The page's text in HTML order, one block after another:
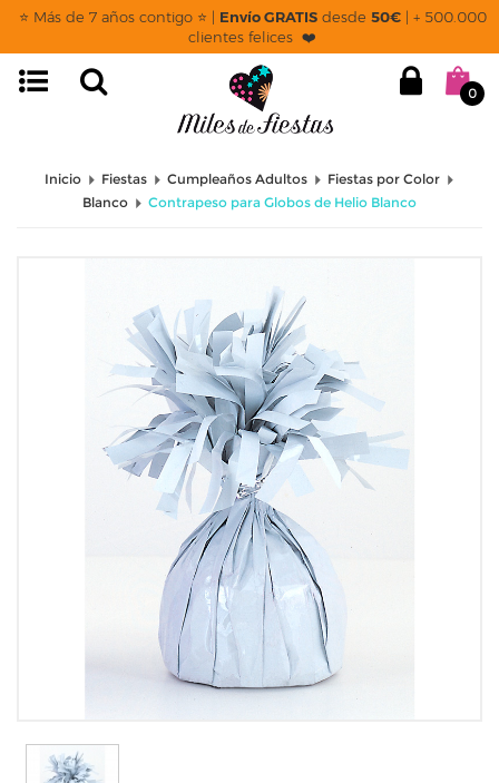
⭐ Más de 7 años contigo ⭐ | Envío GRATISdesde 50€| + 500.000
clientes felices ❤️
0
Inicio Fiestas Cumpleaños Adultos
Fiestas por Color
Blanco
Contrapeso para Globos de Helio Blanco